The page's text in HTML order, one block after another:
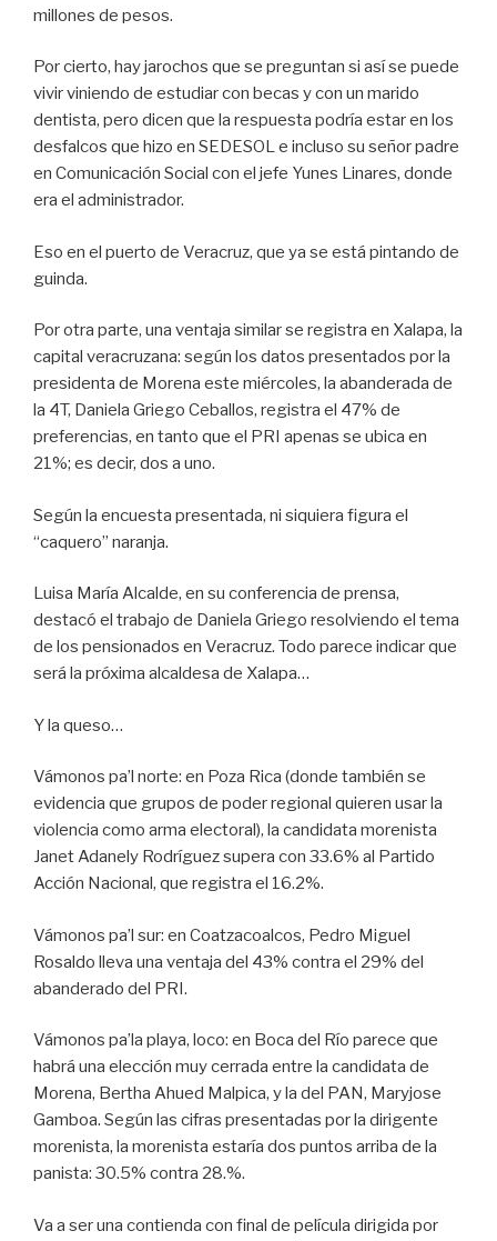
millones de pesos.
Por cierto, hay jarochos que se preguntan si así se puede
vivir viniendo de estudiar con becas y con un marido
dentista, pero dicen que la respuesta podría estar en los
desfalcos que hizo en SEDESOL e incluso su señor padre
en Comunicación Social con el jefe Yunes Linares, donde
era el administrador.
Eso en el puerto de Veracruz, que ya se está pintando de
guinda.
Por otra parte, una ventaja similar se registra en Xalapa, la
capital veracruzana: según los datos presentados por la
presidenta de Morena este miércoles, la abanderada de
la 4T, Daniela Griego Ceballos, registra el 47% de
preferencias, en tanto que el PRI apenas se ubica en
21%; es decir, dos a uno.
Según la encuesta presentada, ni siquiera figura el
“caquero” naranja.
Luisa María Alcalde, en su conferencia de prensa,
destacó el trabajo de Daniela Griego resolviendo el tema
de los pensionados en Veracruz. Todo parece indicar que
será la próxima alcaldesa de Xalapa…
Y la queso…
Vámonos pa’l norte: en Poza Rica (donde también se
evidencia que grupos de poder regional quieren usar la
violencia como arma electoral), la candidata morenista
Janet Adanely Rodríguez supera con 33.6% al Partido
Acción Nacional, que registra el 16.2%.
Vámonos pa’l sur: en Coatzacoalcos, Pedro Miguel
Rosaldo lleva una ventaja del 43% contra el 29% del
abanderado del PRI.
Vámonos pa’la playa, loco: en Boca del Río parece que
habrá una elección muy cerrada entre la candidata de
Morena, Bertha Ahued Malpica, y la del PAN, Maryjose
Gamboa. Según las cifras presentadas por la dirigente
morenista, la morenista estaría dos puntos arriba de la
panista: 30.5% contra 28.%.
Va a ser una contienda con final de película dirigida por